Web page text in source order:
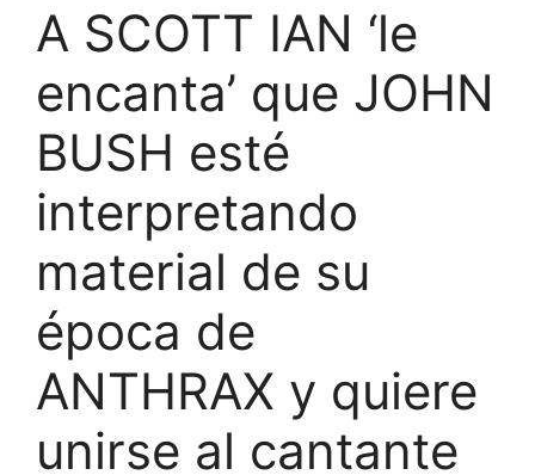
A SCOTT IAN ‘le
encanta’ que JOHN
BUSH esté
interpretando
material de su
época de
ANTHRAX y quiere
unirse al cantante